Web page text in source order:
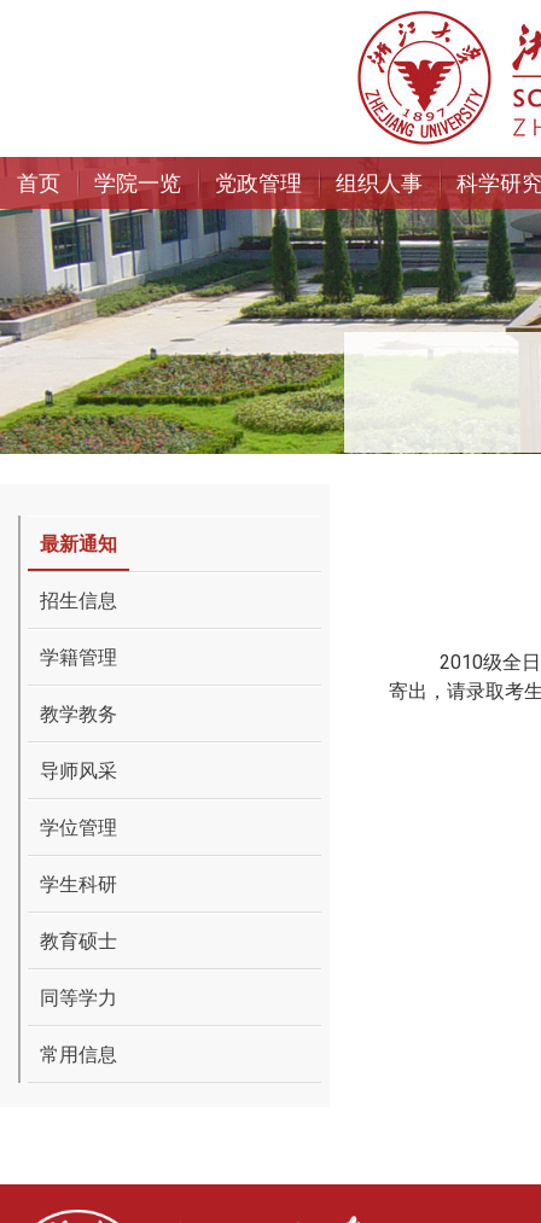
首页 学院一览 党政管理 组织人事 科学研
最新通知
招生信息
学籍管理
教学教务
导师风采
学位管理
学生科研
教育硕士
同等学力
常用信息
2010级全
寄出，请录取考